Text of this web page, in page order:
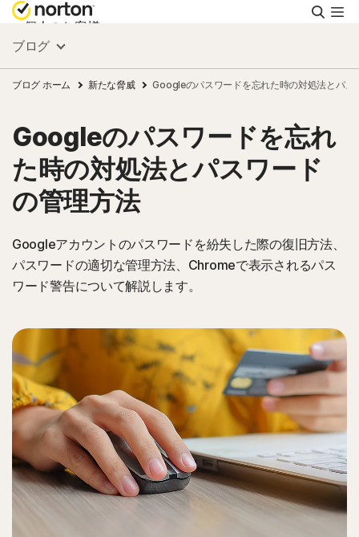
検
索
個人のお客様
スモールビジネス
リソース
サポート
日本
ブログ
ブログ ホーム 新たな脅威 Googleのパスワードを忘れた時の対処法とパス
Googleのパスワードを忘れ
た時の対処法とパスワード
の管理方法
Googleアカウントのパスワードを紛失した際の復旧方法、
パスワードの適切な管理方法、Chromeで表示されるパス
ワード警告について解説します。